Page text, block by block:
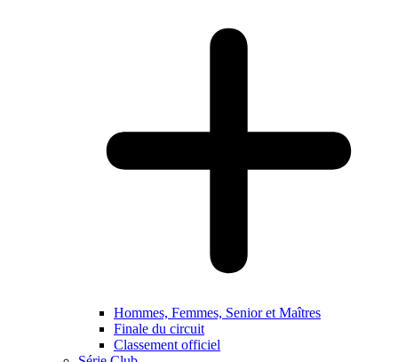
Hommes, Femmes, Senior et Maîtres
Finale du circuit
Classement officiel